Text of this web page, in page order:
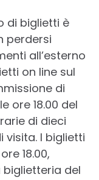
di biglietti è
perdersi
all’esterno
on line sul
di
ore 18.00 del
di dieci
visita. I biglietti
18.00,
del